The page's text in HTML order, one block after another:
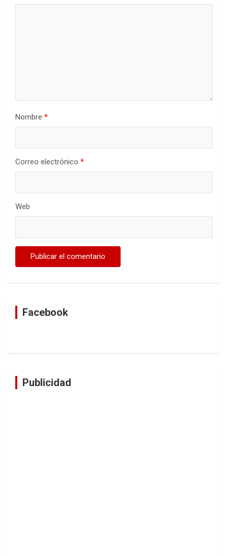
Nombre *
Correo electrónico *
Web
Facebook
Publicidad